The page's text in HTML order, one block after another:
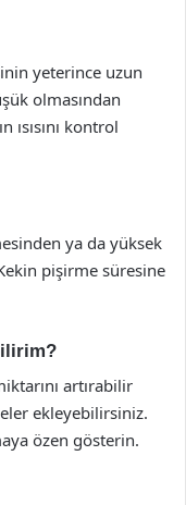
yeterince uzun
olmasından
ısısını kontrol
ya da yüksek
pişirme süresine
artırabilir
ekleyebilirsiniz.
özen gösterin.